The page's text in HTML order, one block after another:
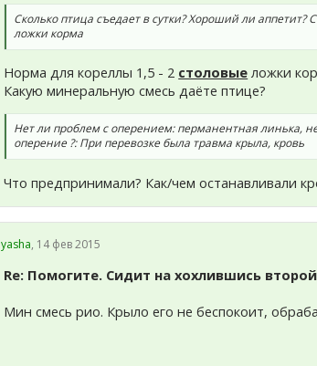
Сколько птица съедает в сутки? Хороший ли
ложки корма
Норма для кореллы 1,5 - 2 столовые ложки
Какую минеральную смесь даёте птице?
Нет ли проблем с оперением: перманентная линька,
оперение ?: При перевозке была травма крыла, кровь
Что предпринимали? Как/чем останавливали
yasha, 14 фев 2015
Re: Помогите. Сидит на хохлившись
Мин смесь рио. Крыло его не беспокоит,